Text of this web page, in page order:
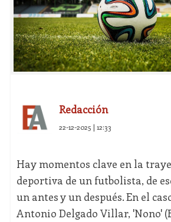
Redacción
22-12-2025 | 12:33
Hay momentos clave en la
deportiva de un futbolista, de
un antes y un después. En el
Antonio Delgado Villar, 'Nono'